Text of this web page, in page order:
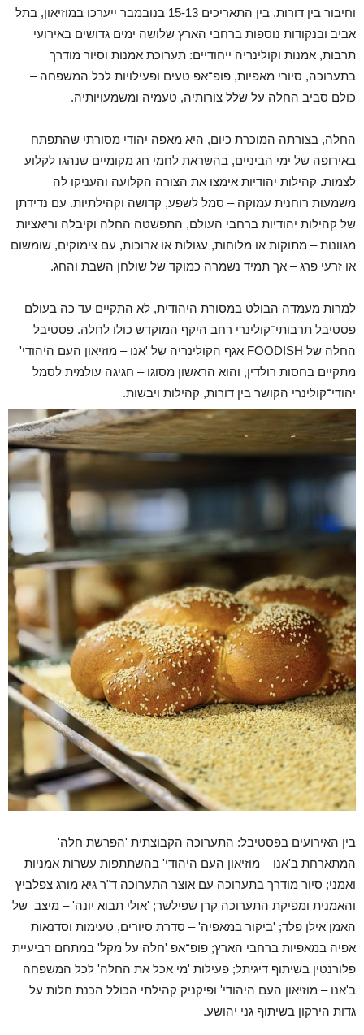
וחיבור בין דורות. בין התאריכים 15-13 בנובמבר ייערכו במוזיאון, בתל
אביב ובנקודות נוספות ברחבי הארץ שלושה ימים גדושים באירועי
תרבות, אמנות וקולינריה ייחודיים: תערוכת אמנות וסיור מודרך
בתערוכה, סיורי מאפיות, פופ־אפ טעים ופעילויות לכל המשפחה –
כולם סביב החלה על שלל צורותיה, טעמיה ומשמעויותיה.
החלה, בצורתה המוכרת כיום, היא מאפה יהודי מסורתי שהתפתח
באירופה של ימי הביניים, בהשראת לחמי חג מקומיים שנהגו לקלוע
לצמות. קהילות יהודיות אימצו את הצורה הקלועה והעניקו לה
משמעות רוחנית עמוקה – סמל לשפע, קדושה וקהילתיות. עם נדידתן
של קהילות יהודיות ברחבי העולם, התפשטה החלה וקיבלה וריאציות
מגוונות – מתוקות או מלוחות, עגולות או ארוכות, עם צימוקים, שומשום
או זרעי פרג – אך תמיד נשמרה כמוקד של שולחן השבת והחג.
למרות מעמדה הבולט במסורת היהודית, לא התקיים עד כה בעולם
פסטיבל תרבותי־קולינרי רחב היקף המוקדש כולו לחלה. פסטיבל
החלה של FOODISH אגף הקולינריה של 'אנו – מוזיאון העם היהוד
י'
מתקיים בחסות רולדין, והוא הראשון מסוגו – חגיגה עולמית לסמל
יהודי־קולינרי הקושר בין דורות, קהילות ויבשות.
בין האירועים בפסטיבל: התערוכה הקבוצתית 'הפרשת חלה'
המתארחת ב'אנו – מוזיאון העם היהודי' בהשתתפות עשרות אמניות
ואמני; סיור מודרך בתערוכה עם אוצר התערוכה ד"ר גיא מורג צפלביץ
והאמנית ומפיקת התערוכה קרן שפילשר; 'אולי תבוא יונה' – מיצב של
האמן אילן פלד; 'ביקור במאפיה'– סדרת סיורים, טעימות וסדנאות
אפיה במאפיות ברחבי הארץ; פופ־אפ 'חלה על מקל' במתחם רביעיית
פלורנטין בשיתוף דיגיתל; פעילות 'מי אכל את החלה' לכל המשפחה
ב'אנו – מוזיאון העם היהודי' ופיקניק קהילתי הכולל הכנת חלות על
גדות הירקון בשיתוף גני יהושע.